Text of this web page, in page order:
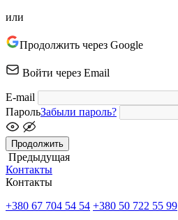
или
Продолжить через Google
Войти через Email
E-mail
ПарольЗабыли пароль?
Продолжить
Предыдущая
Контакты
Контакты
+380 67 704 54 54 +380 50 722 55 99